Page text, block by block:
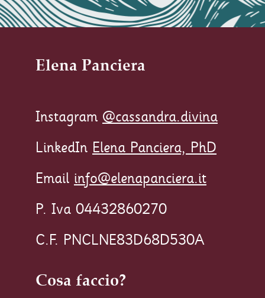
Elena Panciera
Instagram @cassandra.divina
LinkedIn Elena Panciera, PhD
Email info@elenapanciera.it
P. Iva 04432860270
C.F. PNCLNE83D68D530A
Cosa faccio?